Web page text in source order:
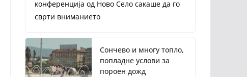
конференција од Ново Село сакаше да го
сврти вниманието
Сончево и многу топло,
попладне услови за
пороен дожд